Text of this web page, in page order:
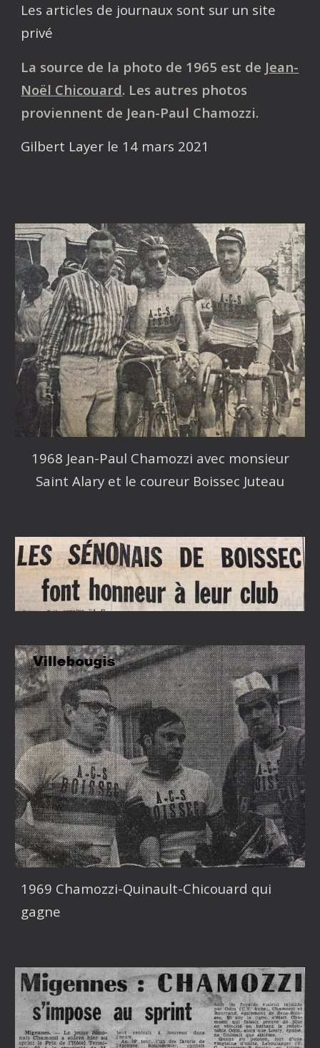
Les articles de journaux sont sur un site
privé
La source de la photo de 1965 est de Jean-
Noël Chicouard. Les autres photos
proviennent de Jean-Paul Chamozzi.
Gilbert Layer le 14 mars 2021
1968 Jean-Paul Chamozzi avec monsieur
Saint Alary et le coureur Boissec Juteau
1969 Chamozzi-Quinault-Chicouard qui
gagne